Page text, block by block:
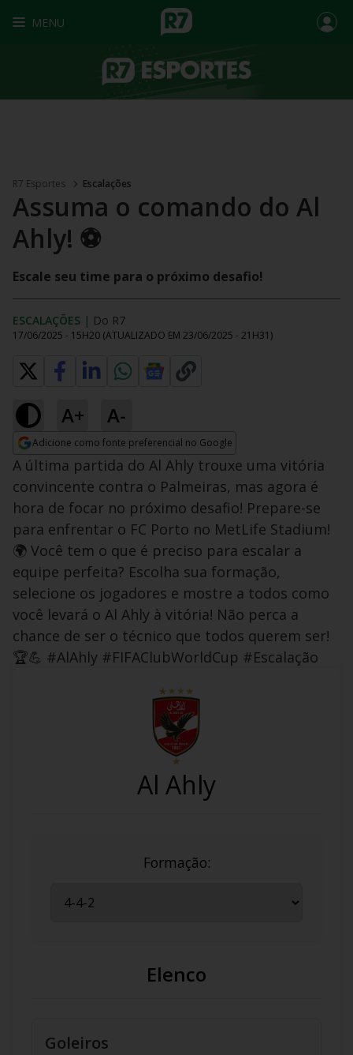
MENU
R7 Esportes Escalações
Assuma o comando do Al
Ahly! ⚽️
Escale seu time para o próximo desafio!
ESCALAÇÕES | Do R7
17/06/2025 - 15H20 (ATUALIZADO EM 23/06/2025 - 21H31)
A+ A-
Adicione como fonte preferencial no Google
Opens in new window
A última partida do Al Ahly trouxe uma vitória
convincente contra o Palmeiras, mas agora é
hora de focar no próximo desafio! Prepare-se
para enfrentar o FC Porto no MetLife Stadium!
🌍 Você tem o que é preciso para escalar a
equipe perfeita? Escolha sua formação,
selecione os jogadores e mostre a todos como
você levará o Al Ahly à vitória! Não perca a
chance de ser o técnico que todos querem ser!
🏆💪 #AlAhly #FIFAClubWorldCup #Escalação
Al Ahly
Formação:
Elenco
Goleiros